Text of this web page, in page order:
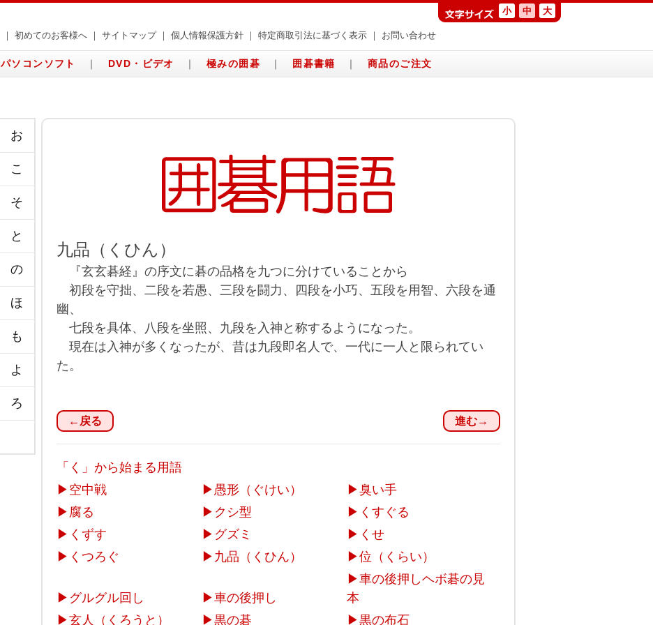
小 中 大
初めてのお客様へ サイトマップ 個人情報保護方針 特定商取引法に基づく表示 お問い合わせ
パソコンソフト ｜ DVD・ビデオ ｜ 極みの囲碁 ｜ 囲碁書籍 ｜商品のご注文
お
こ
そ
と
の
ほ
も
よ
ろ
九品（くひん）
『玄玄碁経』の序文に碁の品格を九つに分けていることから
初段を守拙、二段を若愚、三段を闘力、四段を小巧、五段を用智、六段を通
幽、
七段を具体、八段を坐照、九段を入神と称するようになった。
現在は入神が多くなったが、昔は九段即名人で、一代に一人と限られてい
た。
←戻る 進む→
「く」から始まる用語
▶ 空中戦 ▶ 愚形（ぐけい） ▶臭い手
▶ 腐る ▶ クシ型 ▶ くすぐる
▶ くずす ▶ グズミ ▶ くせ
▶ くつろぐ ▶ 九品（くひん） ▶位（くらい）
▶ グルグル回し ▶車の後押し
▶車の後押しヘボ碁の見
本
▶玄人（くろうと） ▶黒の碁 ▶黒の布石